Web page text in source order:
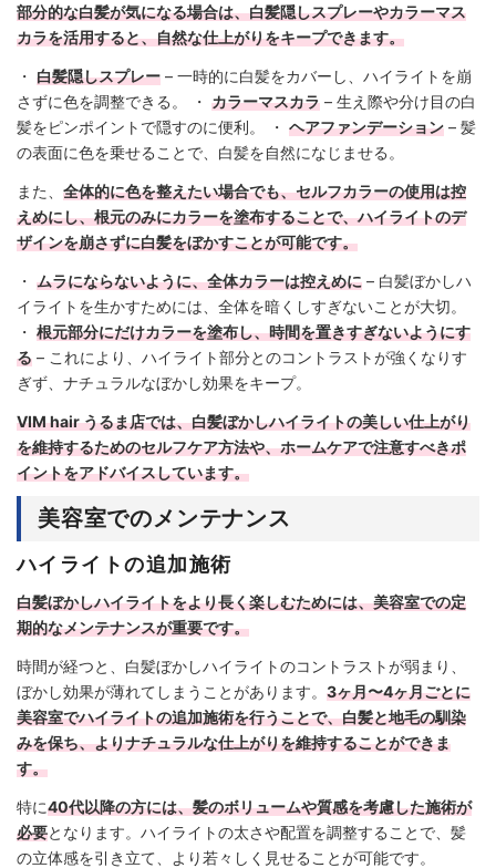
部分的な白髪が気になる場合は、白髪隠しスプレーやカラーマス
カラを活用すると、自然な仕上がりをキープできます。
・ 白髪隠しスプレー – 一時的に白髪をカバーし、ハイライトを崩
さずに色を調整できる。 ・ カラーマスカラ – 生え際や分け目の白
髪をピンポイントで隠すのに便利。 ・ ヘアファンデーション – 髪
の表面に色を乗せることで、白髪を自然になじませる。
また、 全体的に色を整えたい場合でも、セルフカラーの使用は控
えめにし、根元のみにカラーを塗布することで、ハイライトのデ
ザインを崩さずに白髪をぼかすことが可能です。
・ ムラにならないように、全体カラーは控えめに – 白髪ぼかしハ
イライトを生かすためには、全体を暗くしすぎないことが大切。
・ 根元部分にだけカラーを塗布し、時間を置きすぎないようにす
る – これにより、ハイライト部分とのコントラストが強くなりす
ぎず、ナチュラルなぼかし効果をキープ。
VIM hair うるま店では、白髪ぼかしハイライトの美しい仕上がり
を維持するためのセルフケア方法や、ホームケアで注意すべきポ
イントをアドバイスしています。
美容室でのメンテナンス
ハイライトの追加施術
白髪ぼかしハイライトをより長く楽しむためには、美容室での定
期的なメンテナンスが重要です。
時間が経つと、白髪ぼかしハイライトのコントラストが弱まり、
ぼかし効果が薄れてしまうことがあります。 3ヶ月〜4ヶ月ごとに
美容室でハイライトの追加施術を行うことで、白髪と地毛の馴染
みを保ち、よりナチュラルな仕上がりを維持することができま
す。
特に40代以降の方には、髪のボリュームや質感を考慮した施術が
必要となります。ハイライトの太さや配置を調整することで、髪
の立体感を引き立て、より若々しく見せることが可能です。